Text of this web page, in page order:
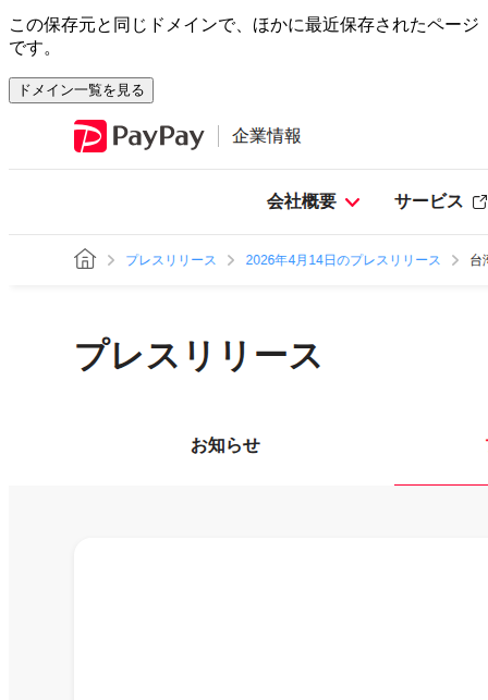
この保存元と同じドメインで、ほかに最近保存されたページ
です。
ドメイン一覧を見る